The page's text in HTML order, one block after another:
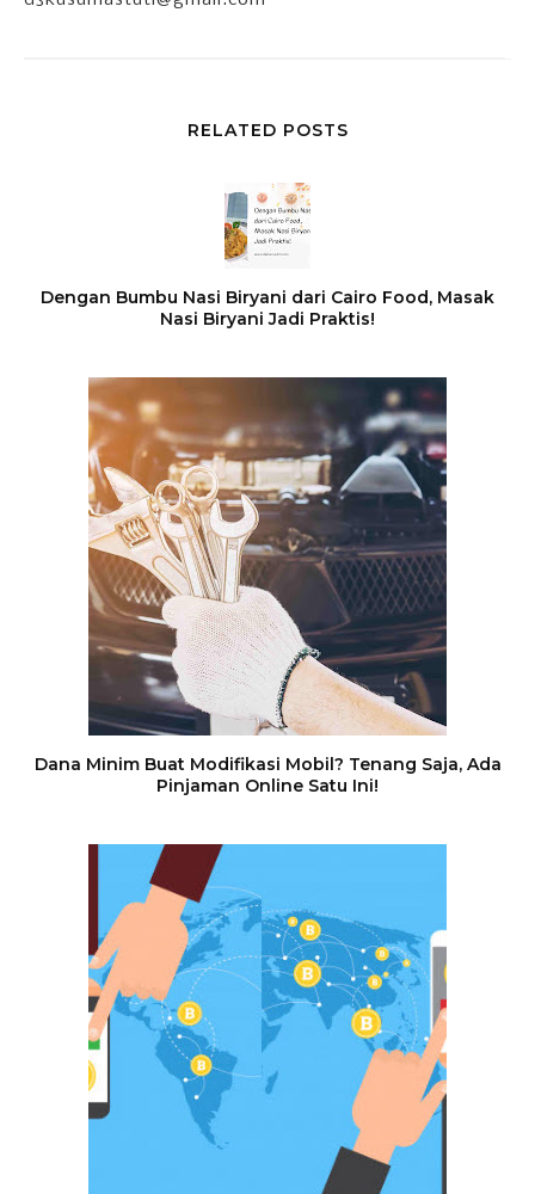
RELATED POSTS
Dengan Bumbu Nasi Biryani dari Cairo Food, Masak
Nasi Biryani Jadi Praktis!
Dana Minim Buat Modifikasi Mobil? Tenang Saja, Ada
Pinjaman Online Satu Ini!